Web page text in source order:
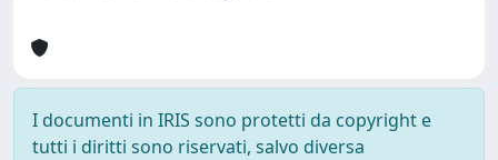
I documenti in IRIS sono protetti da copyright e
tutti i diritti sono riservati, salvo diversa